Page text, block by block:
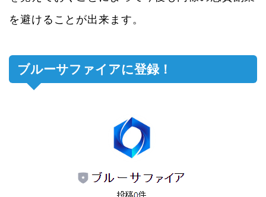
を避けることが出来ます。
ブルーサファイアに登録！